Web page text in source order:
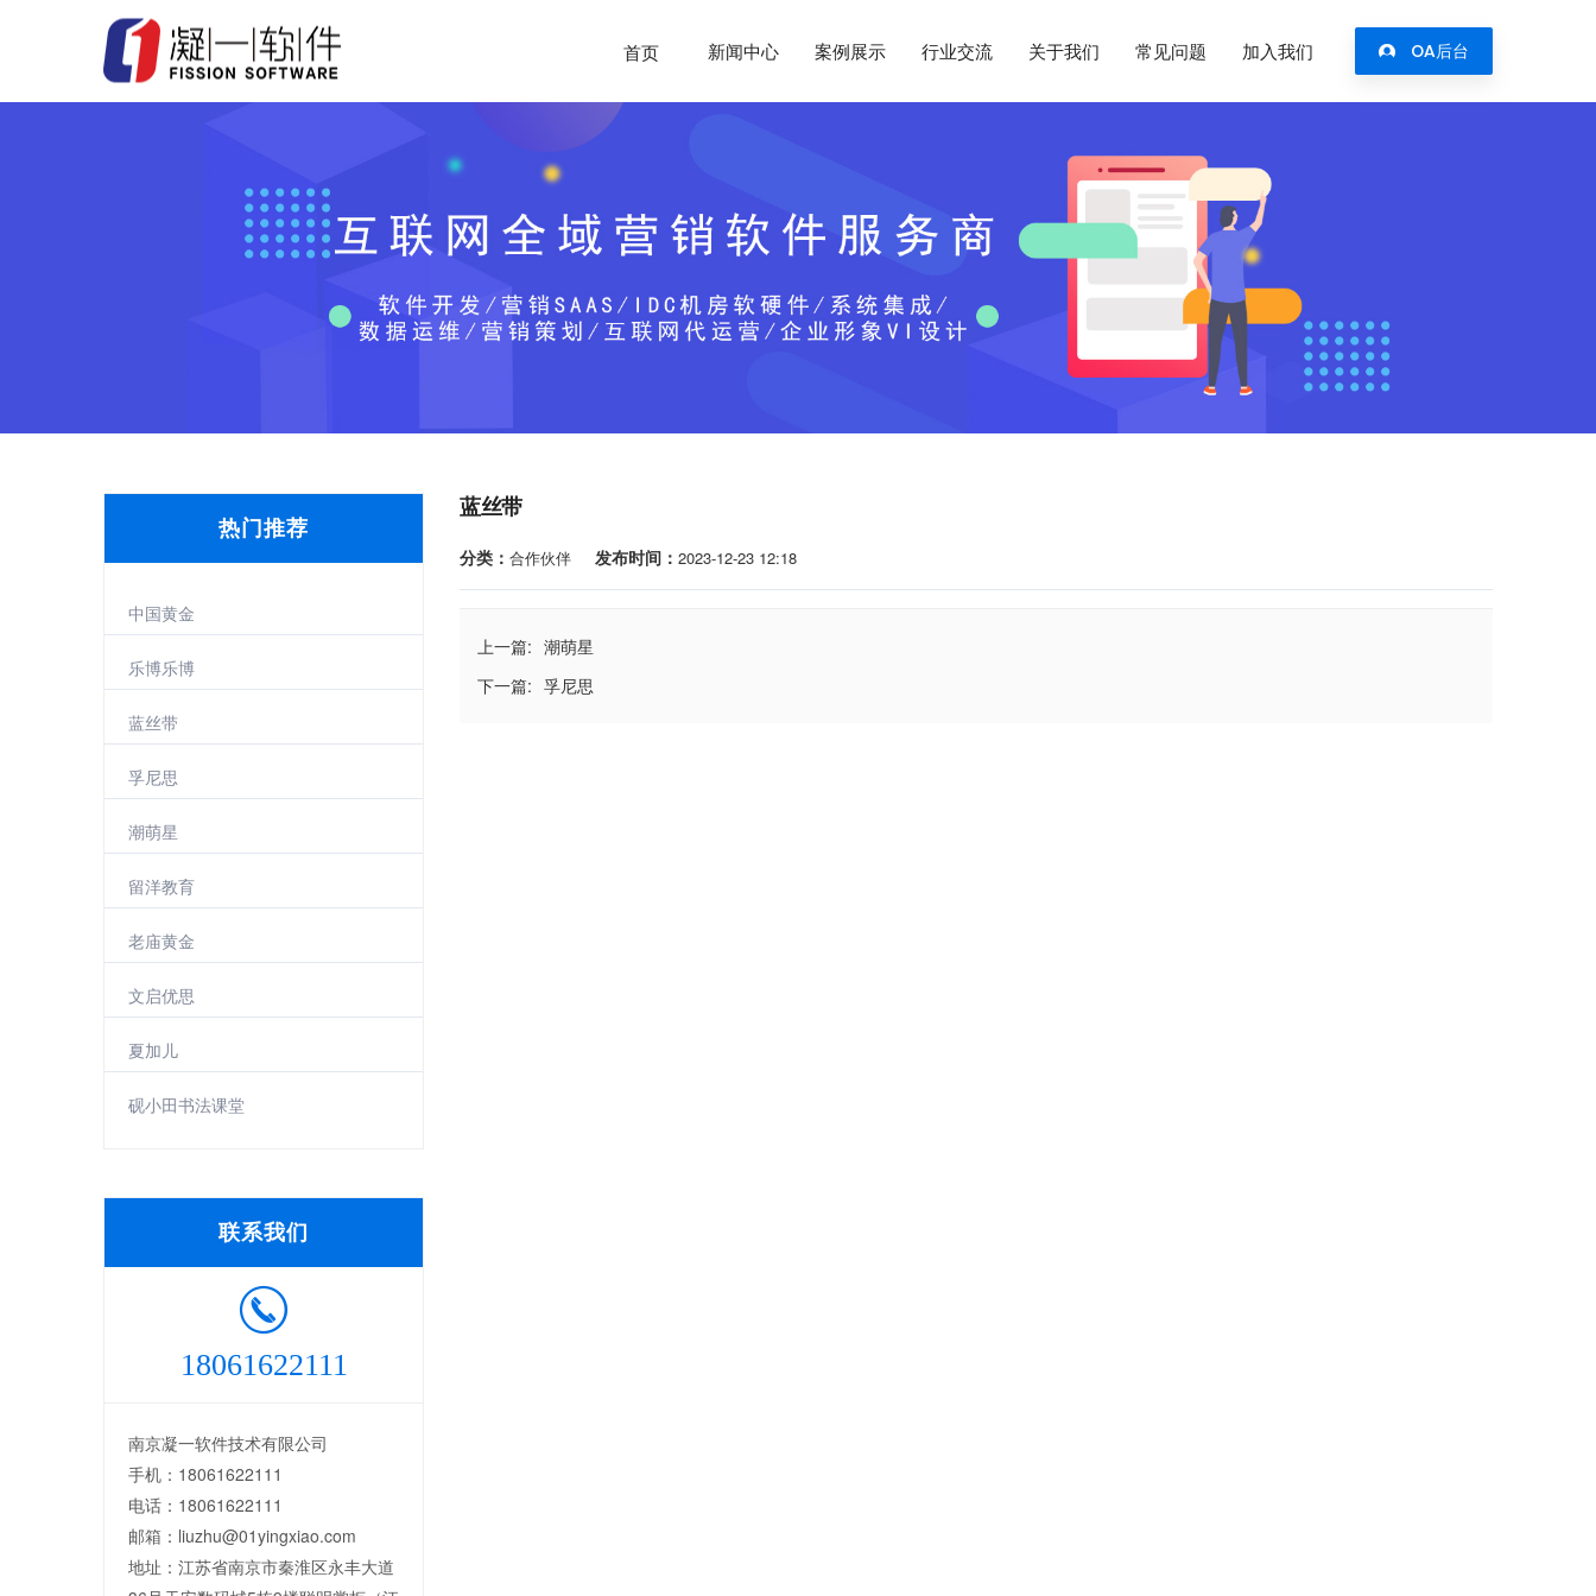
首页 新闻中心 案例展示 行业交流 关于我们 常见问题 加入我们 OA后台
蓝丝带
分类： 合作伙伴 发布时间： 2023-12-23 12:18
上一篇: 潮萌星
下一篇: 孚尼思
热门推荐
中国黄金
乐博乐博
蓝丝带
孚尼思
潮萌星
留洋教育
老庙黄金
文启优思
夏加儿
砚小田书法课堂
联系我们
18061622111
南京凝一软件技术有限公司
手机：18061622111
电话：18061622111
邮箱：liuzhu@01yingxiao.com
地址：江苏省南京市秦淮区永丰大道